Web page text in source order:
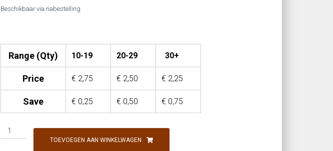
Beschikbaar via nabestelling
Range (Qty) 10-19 20-29 30+
Price € 2,75 € 2,50 € 2,25
Save € 0,25 € 0,50 € 0,75
L&V
-
TOEVOEGEN AAN WINKELWAGEN